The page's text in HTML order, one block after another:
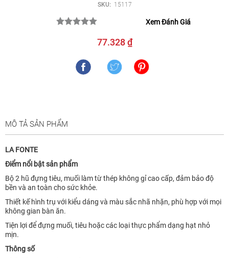
SKU: 15117
Xem Đánh Giá
77.328 ₫
MÔ TẢ SẢN PHẨM
LA FONTE
Điểm nổi bật sản phẩm
Bộ 2 hũ đựng tiêu, muối làm từ thép không gỉ cao cấp, đảm bảo độ
bền và an toàn cho sức khỏe.
Thiết kế hình trụ với kiểu dáng và màu sắc nhã nhặn, phù hợp với mọi
không gian bàn ăn.
Tiện lợi để đựng muối, tiêu hoặc các loại thực phẩm dạng hạt nhỏ
mịn.
Thông số